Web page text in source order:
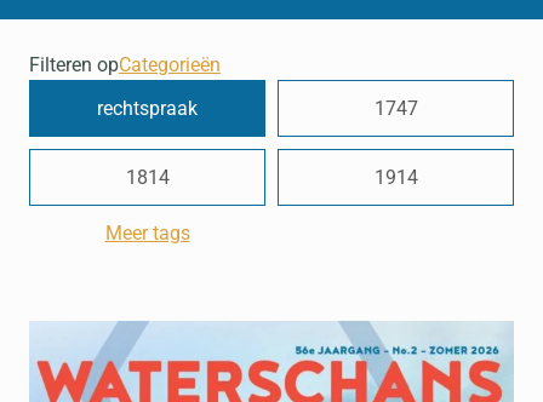
Filteren opCategorieën
rechtspraak
1747
1814 1914
Meer tags